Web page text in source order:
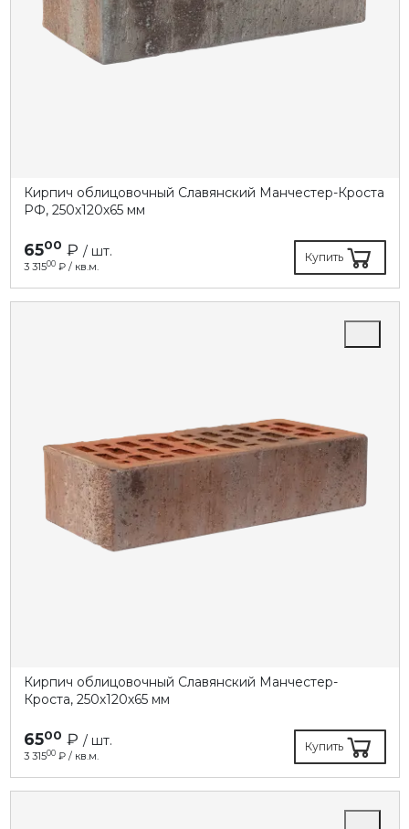
Кирпич облицовочный Славянский Манчестер-Кроста
РФ, 250х120х65 мм
6500 ₽ / шт.
3 31500₽ / кв.м.
Купить
Кирпич облицовочный Славянский Манчестер-
Кроста, 250х120х65 мм
6500 ₽ / шт.
3 31500₽ / кв.м.
Купить